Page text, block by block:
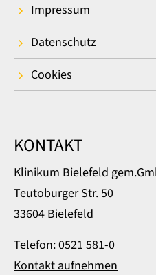
Impressum
Datenschutz
Cookies
KONTAKT
Klinikum Bielefeld
Teutoburger Str. 50
33604 Bielefeld
Telefon: 0521 581-0
Kontakt aufnehmen